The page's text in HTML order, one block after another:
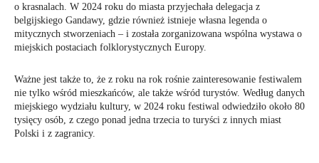
o krasnalach. W 2024 roku do miasta przyjechała delegacja z
belgijskiego Gandawy, gdzie również istnieje własna legenda o
mitycznych stworzeniach – i została zorganizowana wspólna wystawa o
miejskich postaciach folklorystycznych Europy.
Ważne jest także to, że z roku na rok rośnie zainteresowanie festiwalem
nie tylko wśród mieszkańców, ale także wśród turystów. Według danych
miejskiego wydziału kultury, w 2024 roku festiwal odwiedziło około 80
tysięcy osób, z czego ponad jedna trzecia to turyści z innych miast
Polski i z zagranicy.